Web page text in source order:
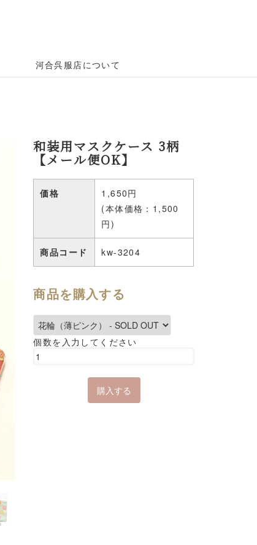
河合呉服店について
和装用マスクケース 3柄
【メール便OK】
価格
1,650円
(本体価格：1,500
円)
商品コード kw-3204
商品を購入する
個数を入力してください